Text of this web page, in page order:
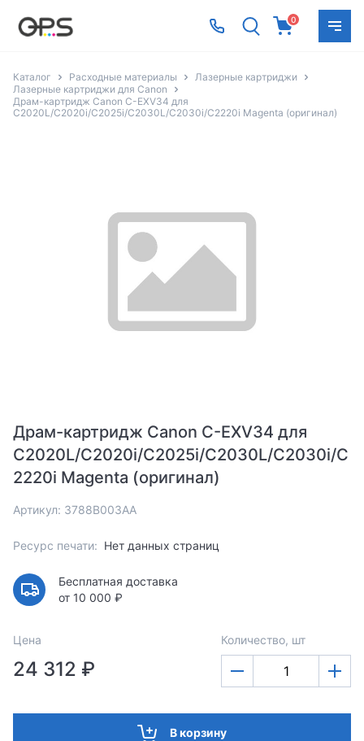
0
Каталог Расходные материалы
Лазерные картриджи
Лазерные картриджи для Canon
Драм-картридж Canon C-EXV34 для
C2020L/C2020i/C2025i/C2030L/C2030i/C2220i Magenta (оригинал)
Драм-картридж Canon C-EXV34 для
C2020L/C2020i/C2025i/C2030L/C2030i/C
2220i Magenta (оригинал)
Артикул: 3788B003AA
Ресурс печати: Нет данных страниц
Бесплатная доставка
от 10 000 ₽
Цена
24 312 ₽
Количество, шт
В корзину